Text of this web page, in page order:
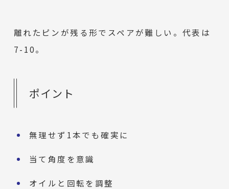
離れたピンが残る形でスペアが難しい。代表は
7-10。
ポイント
無理せず1本でも確実に
当て角度を意識
オイルと回転を調整